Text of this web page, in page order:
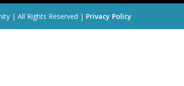
| All Rights Reserved | Privacy Policy